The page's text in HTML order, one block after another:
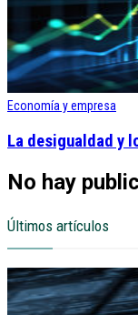
Economía y empresa
La desigualdad y
No hay
Últimos artículos